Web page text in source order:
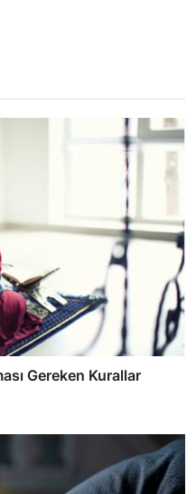
Gereken Kurallar